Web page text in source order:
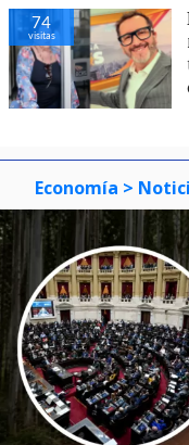
74
visitas
Economía >